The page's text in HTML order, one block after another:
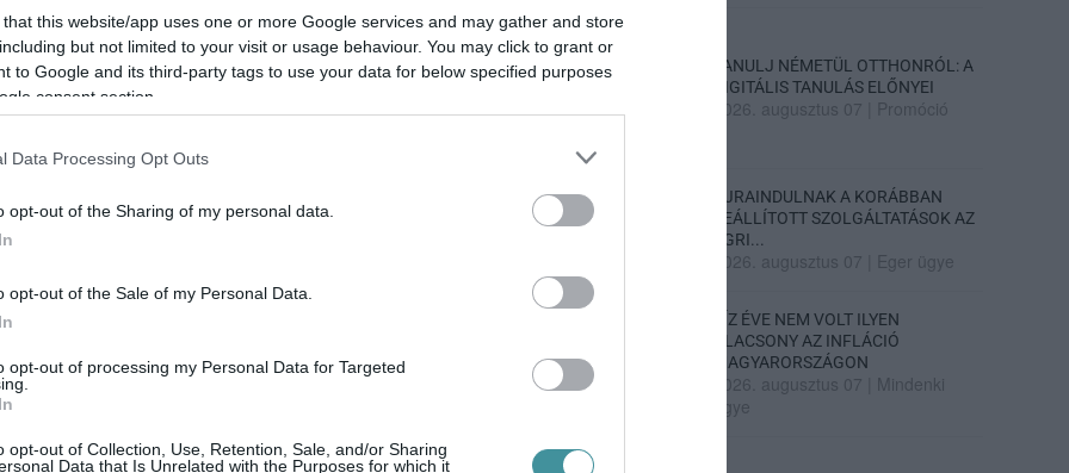
that this website/app uses one or more Google services and may gather and store
but not limited to your visit or usage behaviour. You may click to grant or
to Google and its third-party tags to use your data for below specified purposes
consent section.
Data Processing Opt Outs
opt-out of the Sharing of my personal data.
opt-out of the Sale of my Personal Data.
opt-out of processing my Personal Data for Targeted
opt-out of Collection, Use, Retention, Sale, and/or Sharing
Data that Is Unrelated with the Purposes for which it
a házban.
átmenetileg a Gólya utcai tűz miatt,
este nyolcra a lángokat sikerült
Öt ember mentésénél segítettek a
Ketten füstmérgezéses tüneteket
szenvedett a tűzben, melynek
sem tudni a ház lakói mikor térhetnek
okozta az óriási füstöt.
TANULJ NÉMETÜL OTTHONRÓL: A
DIGITÁLIS TANULÁS ELŐNYEI
2026. augusztus 07 Promóció
ÚJRAINDULNAK A KORÁBBAN
LEÁLLÍTOTT SZOLGÁLTATÁSOK AZ
EGRI...
2026. augusztus 07 Eger ügye
TÍZ ÉVE NEM VOLT ILYEN
ALACSONY AZ INFLÁCIÓ
MAGYARORSZÁGON
2026. augusztus 07
Mindenki
ügye